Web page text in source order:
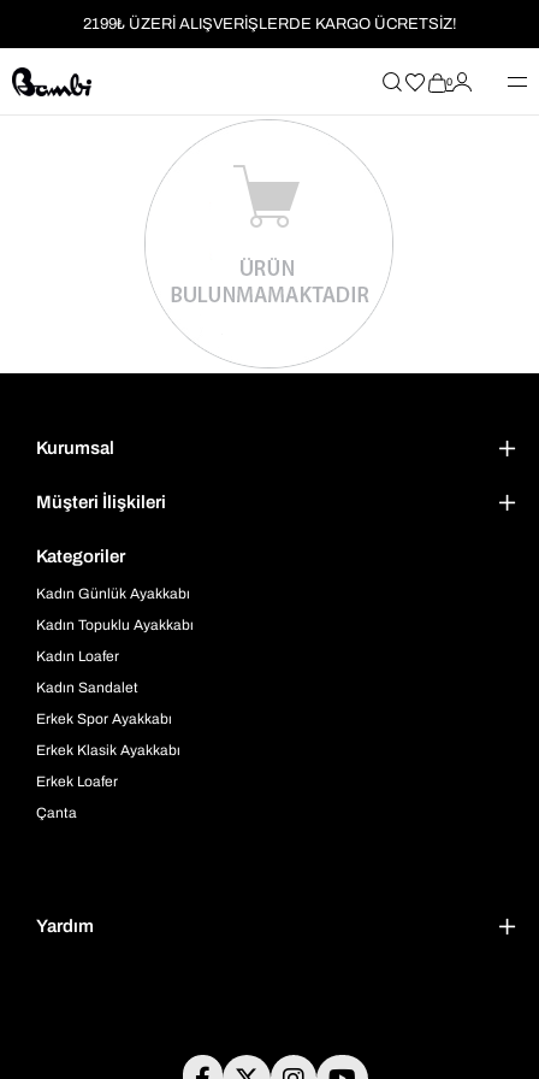
2199₺ ÜZERİ ALIŞVERİŞLERDE KARGO ÜCRETSİZ!
MOBİL UYGULAMAYA ÖZEL İLK ALIŞVERİŞİNİZE %5 İNDİRİM
HER SİPARİŞTE %2 PARAPUAN
2199₺ ÜZERİ ALIŞVERİŞLERDE KARGO ÜCRETSİZ!
0
Kurumsal
Müşteri İlişkileri
Kategoriler
Kadın Günlük Ayakkabı
Kadın Topuklu Ayakkabı
Kadın Loafer
Kadın Sandalet
Erkek Spor Ayakkabı
Erkek Klasik Ayakkabı
Erkek Loafer
Çanta
Yardım